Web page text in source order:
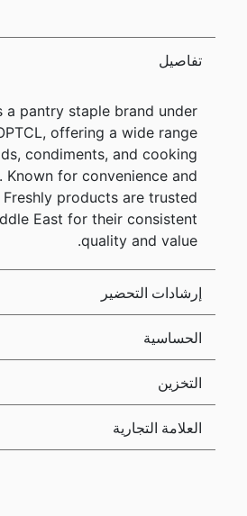
تفاصيل
a pantry staple brand under
offering a wide range
condiments, and cooking
Known for convenience and
products are trusted
East for their consistent
quality and value.
إرشادات التحضير
الحساسية
التخزين
العلامة التجارية